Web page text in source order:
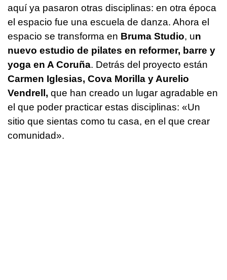
aquí ya pasaron otras disciplinas: en otra época
el espacio fue una escuela de danza. Ahora el
espacio se transforma en Bruma Studio, un
nuevo estudio de pilates en reformer, barre y
yoga en A Coruña. Detrás del proyecto están
Carmen Iglesias, Cova Morilla y Aurelio
Vendrell, que han creado un lugar agradable en
el que poder practicar estas disciplinas: «Un
sitio que sientas como tu casa, en el que crear
comunidad».